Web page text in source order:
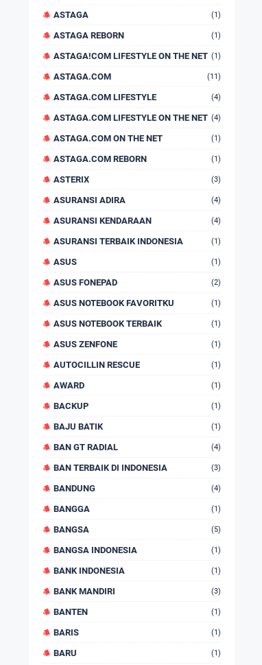
ASTAGA (1)
ASTAGA REBORN (1)
ASTAGA!COM LIFESTYLE ON THE NET (1)
ASTAGA.COM (11)
ASTAGA.COM LIFESTYLE (4)
ASTAGA.COM LIFESTYLE ON THE NET (4)
ASTAGA.COM ON THE NET (1)
ASTAGA.COM REBORN (1)
ASTERIX (3)
ASURANSI ADIRA (4)
ASURANSI KENDARAAN (4)
ASURANSI TERBAIK INDONESIA (1)
ASUS (1)
ASUS FONEPAD (2)
ASUS NOTEBOOK FAVORITKU (1)
ASUS NOTEBOOK TERBAIK (1)
ASUS ZENFONE (1)
AUTOCILLIN RESCUE (1)
AWARD (1)
BACKUP (1)
BAJU BATIK (1)
BAN GT RADIAL (4)
BAN TERBAIK DI INDONESIA (3)
BANDUNG (4)
BANGGA (1)
BANGSA (5)
BANGSA INDONESIA (1)
BANK INDONESIA (1)
BANK MANDIRI (3)
BANTEN (1)
BARIS (1)
BARU (1)